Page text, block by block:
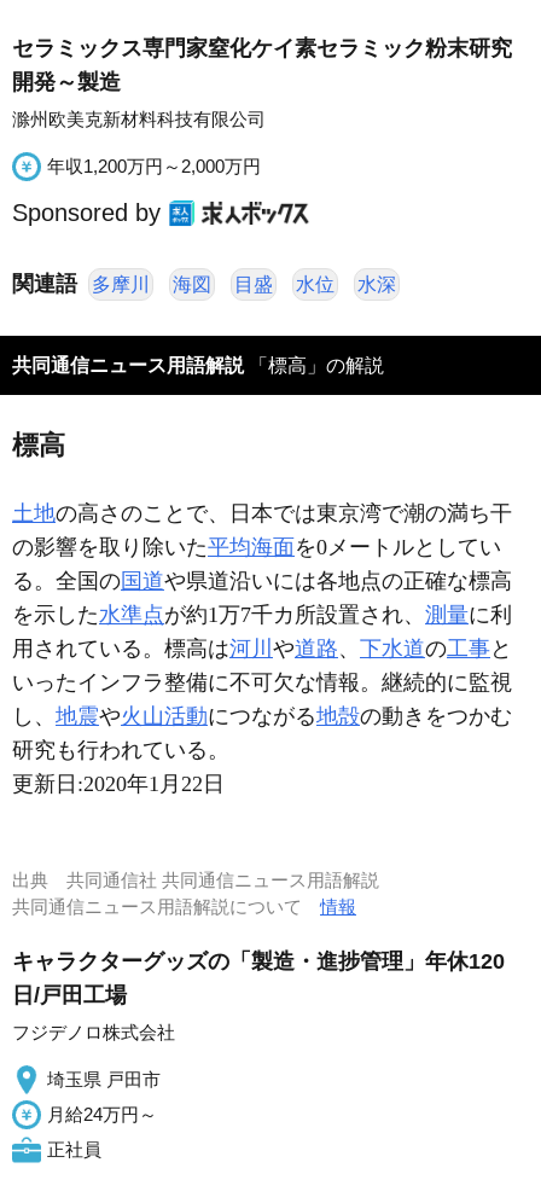
セラミックス専門家窒化ケイ素セラミック粉末研究
開発～製造
滁州欧美克新材料科技有限公司
年収1,200万円～2,000万円
Sponsored by
関連語 多摩川 海図 目盛 水位 水深
共同通信ニュース用語解説「標高」の解説
標高
土地の高さのことで、日本では東京湾で潮の満ち干
の影響を取り除いた平均海面を0メートルとしてい
る。全国の国道や県道沿いには各地点の正確な標高
を示した水準点が約1万7千カ所設置され、 測量に利
用されている。標高は河川 や道路、 下水道の工事と
いったインフラ整備に不可欠な情報。継続的に監視
し、 地震や火山活動につながる地殻の動きをつかむ
研究も行われている。
更新日:2020年1月22日
出典 共同通信社 共同通信ニュース用語解説
共同通信ニュース用語解説について情報
キャラクターグッズの「製造・進捗管理」年休120
日/戸田工場
フジデノロ株式会社
埼玉県 戸田市
月給24万円～
正社員